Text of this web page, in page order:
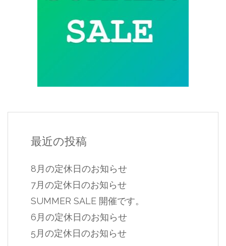
最近の投稿
8月の定休日のお知らせ
7月の定休日のお知らせ
SUMMER SALE 開催です。
6月の定休日のお知らせ
5月の定休日のお知らせ